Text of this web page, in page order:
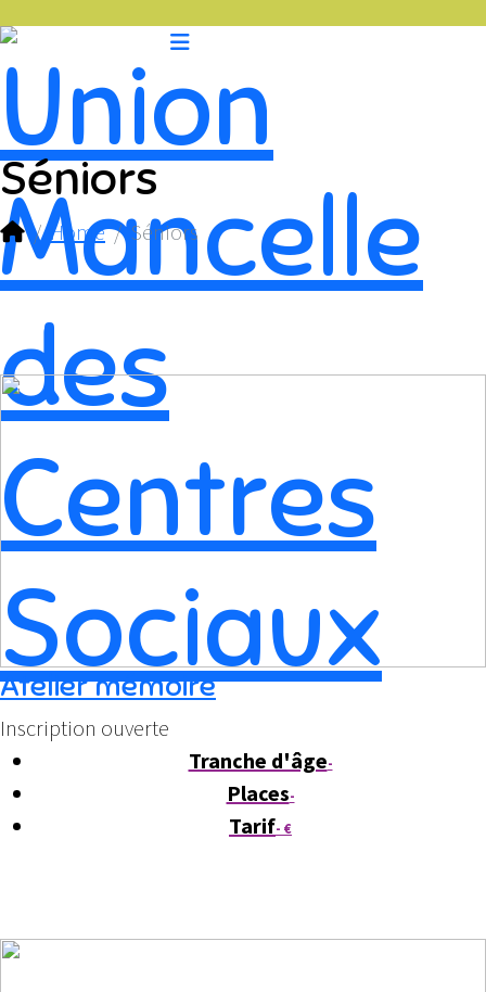
Séniors
Home Séniors
Atelier mémoire
Inscription ouverte
Tranche d'âge-
Places-
Tarif- €